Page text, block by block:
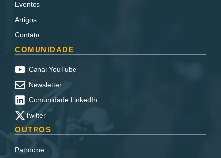
Eventos
Artigos
Contato
COMUNIDADE
Canal YouTube
Newsletter
Comunidade LinkedIn
Twitter
OUTROS
Patrocine